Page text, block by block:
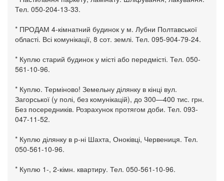
Тел. 050-204-13-33.
* ПРОДАМ 4-кімнатний будинок у м. Лубни Полтавської
області. Всі комунікації, 8 сот. землі. Тел. 095-904-79-24.
* Куплю старий будинок у місті або передмісті. Тел. 050-
561-10-96.
* Куплю. Терміново! Земельну ділянку в кінці вул.
Загорської (у полі, без комунікацій), до 300—400 тис. грн.
Без посередників. Розрахунок протягом доби. Тел. 093-
047-11-52.
* Куплю ділянку в р-ні Шахта, Оноківці, Червениця. Тел.
050-561-10-96.
* Куплю 1-, 2-кімн. квартиру. Тел. 050-561-10-96.